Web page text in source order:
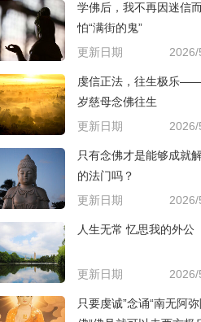
学佛后，我不再因迷信
怕“满街的鬼”
更新日期
2026/
虔信正法，往生极乐
岁慈母念佛往生
更新日期
2026/
只有念佛才是能够成就
的法门吗？
更新日期
2026/
人生无常 忆思我的外公
更新日期 2026/
只要虔诚”念诵“南无阿